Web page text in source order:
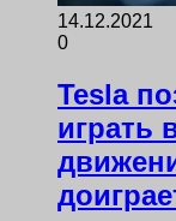
14.12.2021
0
Tesla
играть